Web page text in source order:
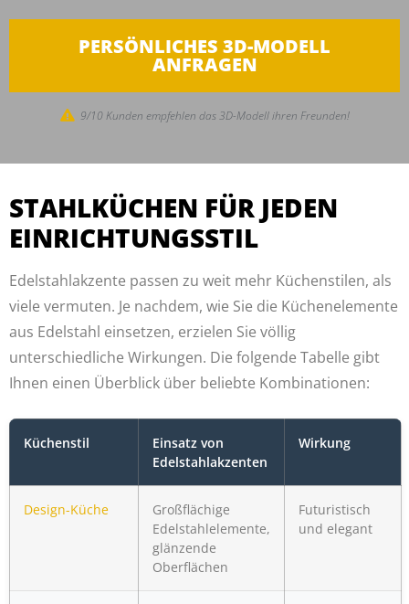
PERSÖNLICHES 3D-MODELL
ANFRAGEN
9/10 Kunden empfehlen das 3D-Modell ihren Freunden!
STAHLKÜCHEN FÜR JEDEN
EINRICHTUNGSSTIL
Edelstahlakzente passen zu weit mehr Küchenstilen, als
viele vermuten. Je nachdem, wie Sie die Küchenelemente
aus Edelstahl einsetzen, erzielen Sie völlig
unterschiedliche Wirkungen. Die folgende Tabelle gibt
Ihnen einen Überblick über beliebte Kombinationen:
Küchenstil
Einsatz von
Edelstahlakzenten
Wirkung
Design-Küche
Großflächige
Edelstahlelemente,
glänzende
Oberflächen
Futuristisch
und elegant